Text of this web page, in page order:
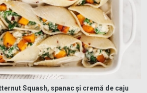
Squash, spanac și cremă de caju